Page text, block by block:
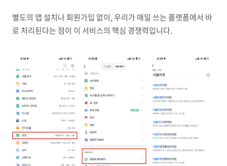
별도의 앱 설치나 회원가입 없이, 우리가 매일 쓰는 플랫폼에서 바
로 처리된다는 점이 이 서비스의 핵심 경쟁력입니다.